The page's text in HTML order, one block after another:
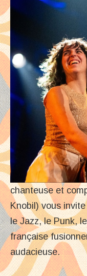
chanteuse et
Knobil) vous
le Jazz, le Punk,
française
audacieuse.